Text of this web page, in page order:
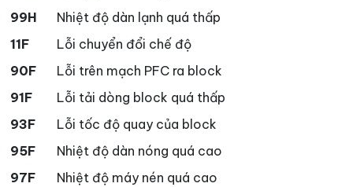
99H
Nhiệt độ dàn lạnh quá thấp
11F
Lỗi chuyển đổi chế độ
90F
Lỗi trên mạch PFC ra block
91F
Lỗi tải dòng block quá thấp
93F
Lỗi tốc độ quay của block
95F
Nhiệt độ dàn nóng quá cao
97F
Nhiệt độ máy nén quá cao